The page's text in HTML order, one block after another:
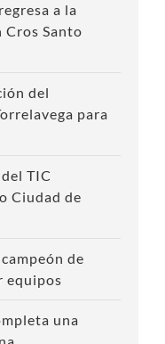
a la
Santo
del
para
TIC
Ciudad de
de
equipos
una